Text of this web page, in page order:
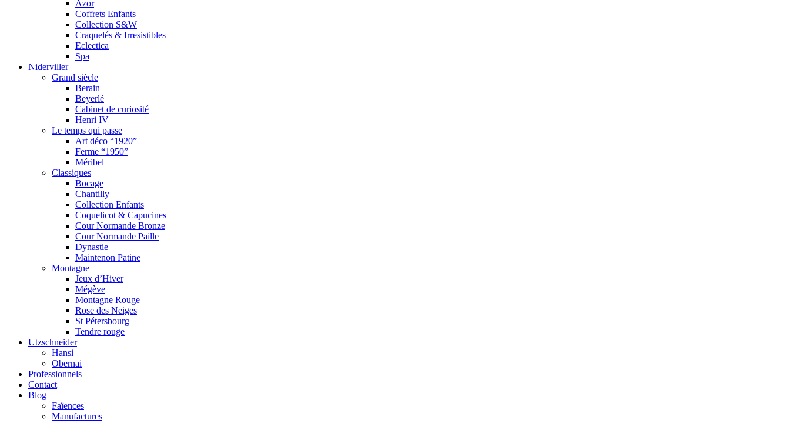
Azor
Coffrets Enfants
Collection S&W
Craquelés & Irresistibles
Eclectica
Spa
Niderviller
Grand siècle
Berain
Beyerlé
Cabinet de curiosité
Henri IV
Le temps qui passe
Art déco “1920”
Ferme “1950”
Méribel
Classiques
Bocage
Chantilly
Collection Enfants
Coquelicot & Capucines
Cour Normande Bronze
Cour Normande Paille
Dynastie
Maintenon Patine
Montagne
Jeux d’Hiver
Mégève
Montagne Rouge
Rose des Neiges
St Pétersbourg
Tendre rouge
Utzschneider
Hansi
Obernai
Professionnels
Contact
Blog
Faïences
Manufactures